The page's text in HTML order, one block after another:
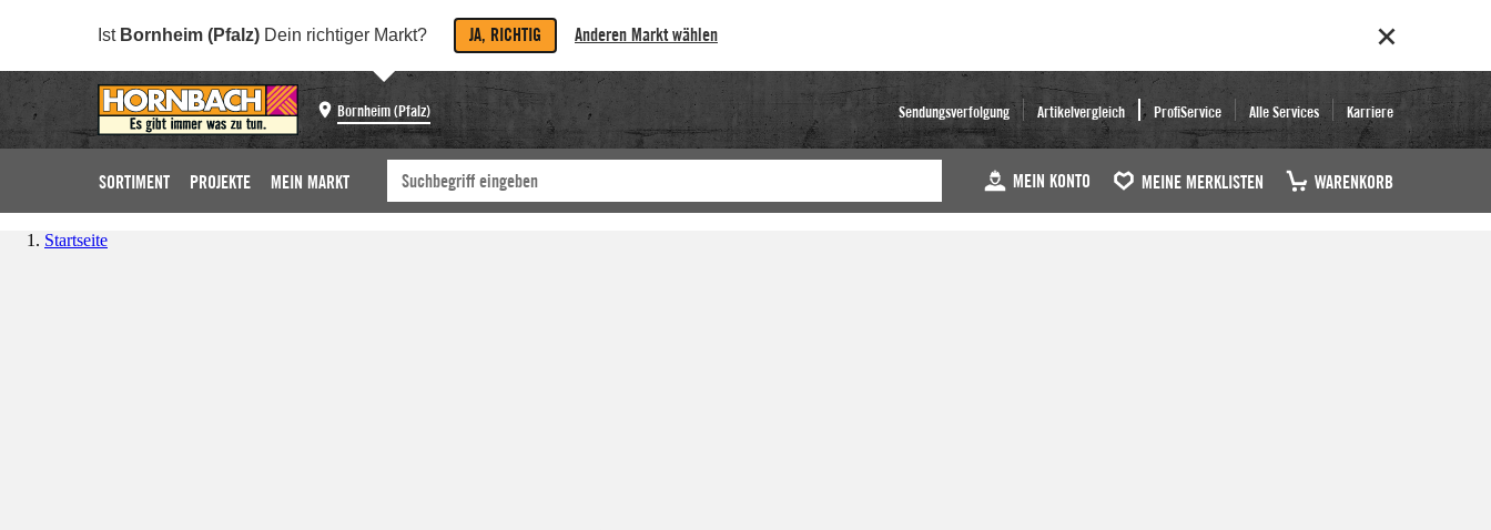
Ist Bornheim (Pfalz) Dein richtiger Markt? JA, RICHTIG Anderen Markt wählen
Bornheim (Pfalz) Sendungsverfolgung Artikelvergleich ProfiService Alle Services Karriere
SORTIMENT PROJEKTE MEIN MARKT MEIN KONTO MEINE MERKLISTEN WARENKORB
Startseite